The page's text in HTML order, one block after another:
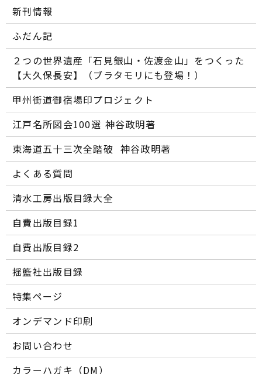
新刊情報
ふだん記
２つの世界遺産「石見銀山・佐渡金山」をつくった
【大久保長安】（ブラタモリにも登場！）
甲州街道御宿場印プロジェクト
江戸名所図会100選―― 神谷政明著
東海道五十三次全踏破 ―― 神谷政明著
よくある質問
清水工房出版目録大全
自費出版目録1
自費出版目録2
揺籃社出版目録
特集ページ
オンデマンド印刷
お問い合わせ
カラーハガキ（DM）